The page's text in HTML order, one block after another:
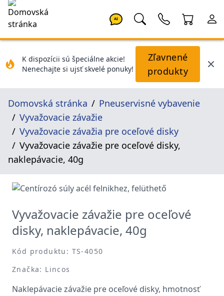
AI
K dispozícii sú špeciálne akcie!
Nenechajte si ujsť skvelé ponuky!
Zľavnené
produkty
Domovská stránka
Pneuservisné vybavenie
Vyvažovacie závažie
Vyvažovacie závažia pre oceľové disky
Vyvažovacie závažie pre oceľové disky,
naklepávacie, 40g
Vyvažovacie závažie pre oceľové
disky, naklepávacie, 40g
Kód produktu: TS-4050
Značka: Lincos
Naklepávacie závažie pre oceľové disky, hmotnosť